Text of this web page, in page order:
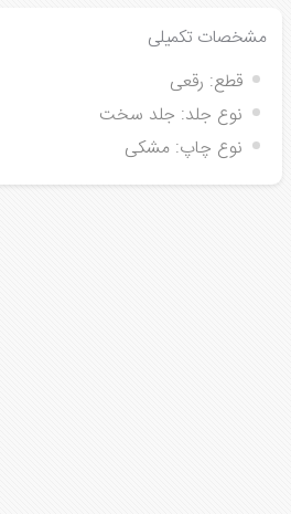
مشخصات تکمیلی
قطع: رقعی
نوع جلد: جلد سخت
نوع چاپ: مشکی